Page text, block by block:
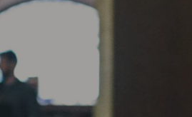
الرئيسيـة
عن الجامعة
القطاعـات